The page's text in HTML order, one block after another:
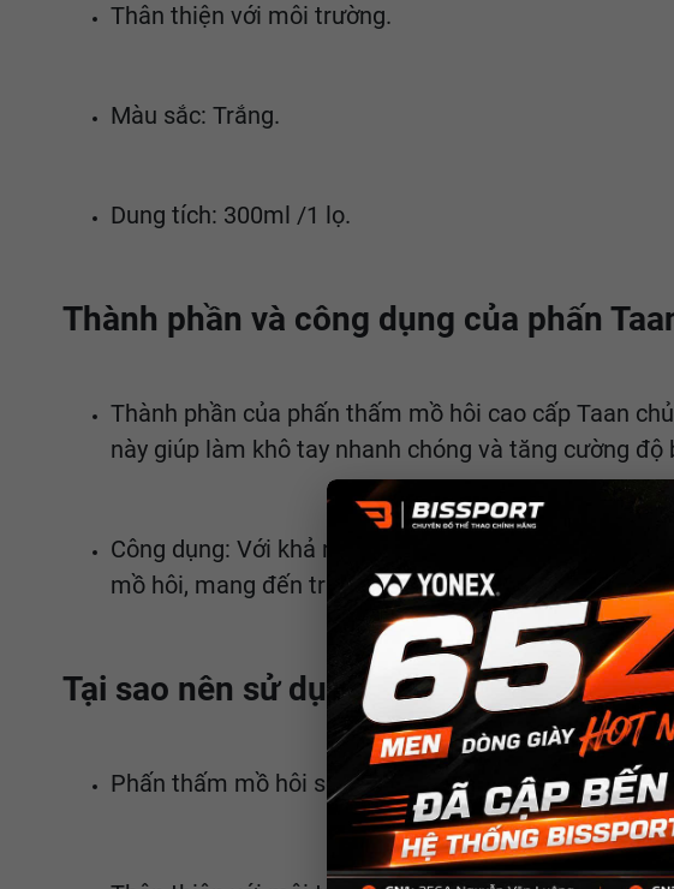
Thân thiện với môi trường.
Màu sắc: Trắng.
Dung tích: 300ml /1 lọ.
Thành phần và công dụng của phấn
Thành phần của phấn thấm mồ hôi cao cấp Taan
này giúp làm khô tay nhanh chóng và tăng cường
Công dụng: Với khả năng kháng nước tuyệt vời,
mồ hôi, mang đến trải nghiệm chơi thể thao thoải
Tại sao nên sử dụng phấn Taan thấm hút
Phấn thấm mồ hôi số 1 Taan nổi bật với khả năng